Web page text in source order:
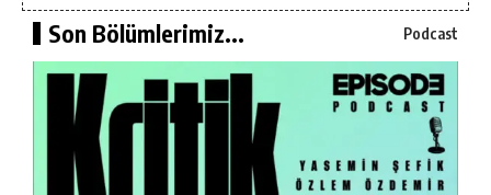
Son Bölümlerimiz... Podcast